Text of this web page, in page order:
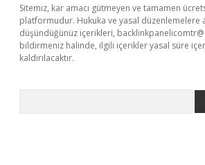
Sitemiz, kar amacı gütmeyen ve tamamen
platformudur. Hukuka ve yasal düzenlemelere
düşündüğünüz içerikleri,
bildirmeniz halinde, ilgili içerikler yasal süre
kaldırılacaktır.